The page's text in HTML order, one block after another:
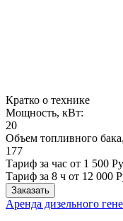
Кратко о технике
Мощность, кВт:
20
Объем топливного
177
Тариф за час от 1 500
Тариф за 8 ч от 12 000
Заказать
Аренда дизельного